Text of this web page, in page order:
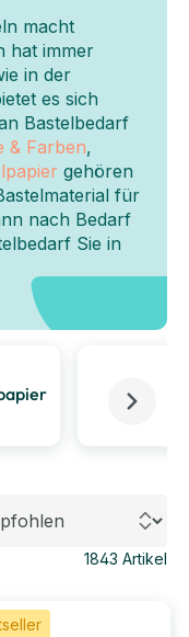
macht
hat immer
in der
es sich
Bastelbedarf
& Farben,
gehören
für
nach Bedarf
Sie in
Ihnen ein
die
1843 Artikel